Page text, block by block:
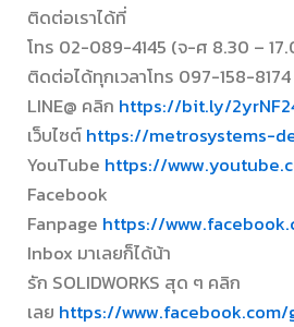
ติดต่อเราได้ที่
โทร 02-089-4145 (จ-ศ 8.30 –
ติดต่อได้ทุกเวลาโทร 097-158-8174
LINE@ คลิก https://bit.ly/
เว็บไซต์ https://metrosystems-
YouTube https://
Facebook
Fanpage https://
Inbox มาเลยก็ได้น้า
รัก SOLIDWORKS สุด ๆ คลิก
เลย https://